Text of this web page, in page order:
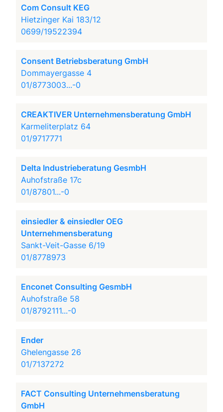
Com Consult KEG
Hietzinger Kai 183/12
0699/19522394
Consent Betriebsberatung GmbH
Dommayergasse 4
01/8773003...-0
CREAKTIVER Unternehmensberatung GmbH
Karmeliterplatz 64
01/9717771
Delta Industrieberatung GesmbH
Auhofstraße 17c
01/87801...-0
einsiedler & einsiedler OEG
Unternehmensberatung
Sankt-Veit-Gasse 6/19
01/8778973
Enconet Consulting GesmbH
Auhofstraße 58
01/8792111...-0
Ender
Ghelengasse 26
01/7137272
FACT Consulting Unternehmensberatung
GmbH